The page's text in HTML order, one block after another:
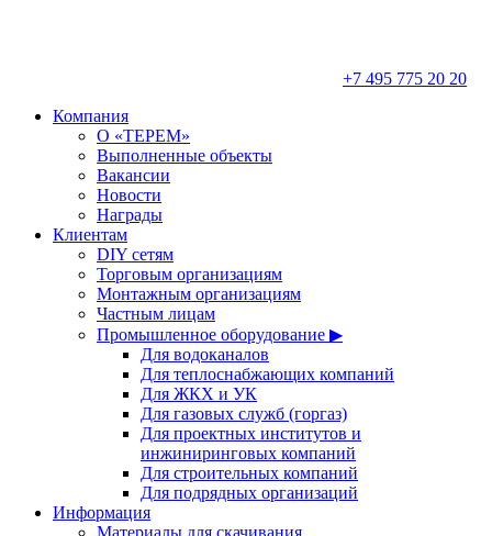
+7 495 775 20 20
Компания
О «ТЕРЕМ»
Выполненные объекты
Вакансии
Новости
Награды
Клиентам
DIY сетям
Торговым организациям
Монтажным организациям
Частным лицам
Промышленное оборудование ▶
Для водоканалов
Для теплоснабжающих компаний
Для ЖКХ и УК
Для газовых служб (горгаз)
Для проектных институтов и
инжиниринговых компаний
Для строительных компаний
Для подрядных организаций
Информация
Материалы для скачивания